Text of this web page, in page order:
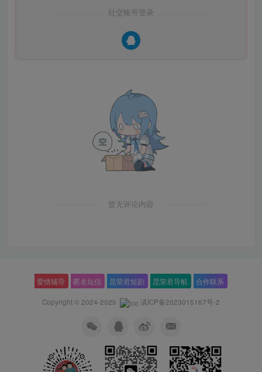
社交账号登录
暂无评论内容
爱情辅导 匿名短信 昆荣君短剧 昆荣君导航 合作联系
Copyright © 2024-2025 滇ICP备2023015167号-2